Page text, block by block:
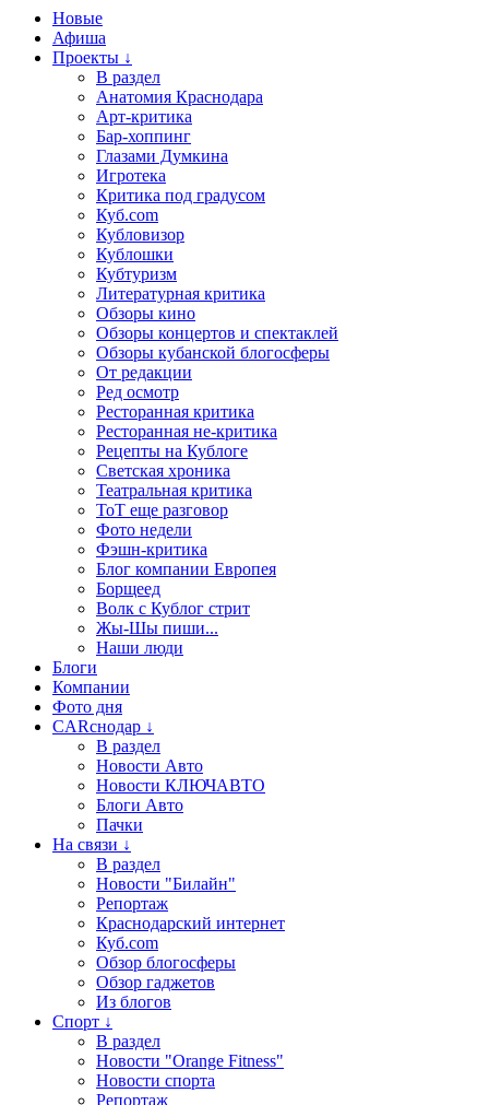
Новые
Афиша
Проекты ↓
В раздел
Анатомия Краснодара
Арт-критика
Бар-хоппинг
Глазами Думкина
Игротека
Критика под градусом
Куб.com
Кубловизор
Кублошки
Кубтуризм
Литературная критика
Обзоры кино
Обзоры концертов и спектаклей
Обзоры кубанской блогосферы
От редакции
Ред осмотр
Ресторанная критика
Ресторанная не-критика
Рецепты на Кублоге
Светская хроника
Театральная критика
ТоТ еще разговор
Фото недели
Фэшн-критика
Блог компании Европея
Борщеед
Волк с Кублог стрит
Жы-Шы пиши...
Наши люди
Блоги
Компании
Фото дня
CARснодар ↓
В раздел
Новости Авто
Новости КЛЮЧАВТО
Блоги Авто
Пачки
На связи ↓
В раздел
Новости "Билайн"
Репортаж
Краснодарский интернет
Куб.com
Обзор блогосферы
Обзор гаджетов
Из блогов
Спорт ↓
В раздел
Новости "Orange Fitness"
Новости спорта
Репортаж